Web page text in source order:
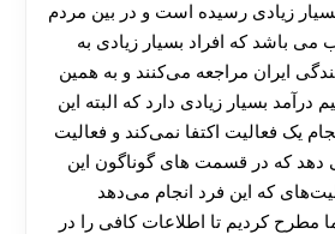
زیادی رسیده است و در بین مردم
باشد که افراد بسیار زیادی به
ایران مراجعه می‌کنند و به همین
بسیار زیادی دارد که البته این
یک فعالیت اکتفا نمی‌کند و فعالیت
دهد که در قسمت های گوناگون این
که این فرد انجام می‌دهد
مطرح کردیم تا اطلاعات کافی را در